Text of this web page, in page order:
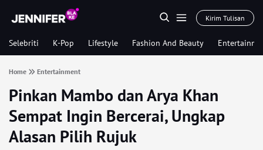
Kirim Tulisan
Selebriti K-Pop Lifestyle Fashion And Beauty
Home Entertainment
Pinkan Mambo dan Arya Khan
Sempat Ingin Bercerai, Ungkap
Alasan Pilih Rujuk